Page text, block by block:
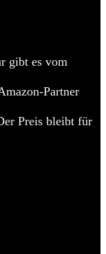
gibt es vom
Partner
Preis bleibt für